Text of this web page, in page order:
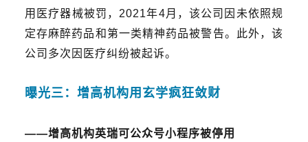
用医疗器械被罚，2021年4月，该公司因未依照规
定存麻醉药品和第一类精神药品被警告。此外，该
公司多次因医疗纠纷被起诉。
曝光三：增高机构用玄学疯狂敛财
——增高机构英瑞可公众号小程序被停用